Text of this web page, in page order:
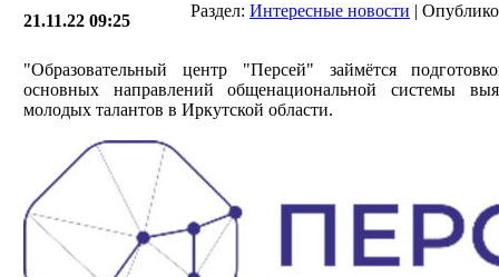
21.11.22 09:25
Раздел: Интересные новости |
"Образовательный центр "Персей" займётся
основных направлений общенациональной системы
молодых талантов в Иркутской области.